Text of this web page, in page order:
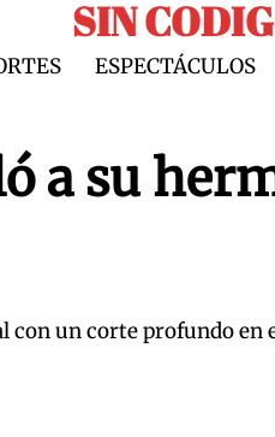
SIN
ESPECTÁCULOS
a su
con un corte profundo en